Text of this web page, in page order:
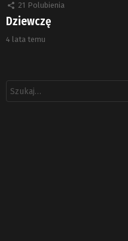
21 Polubienia
Dziewczę
4 lata temu